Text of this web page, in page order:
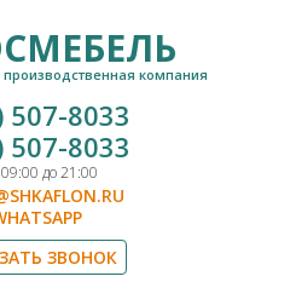
компания
507-8033
507-8033
до 21:00
ЗВОНОК